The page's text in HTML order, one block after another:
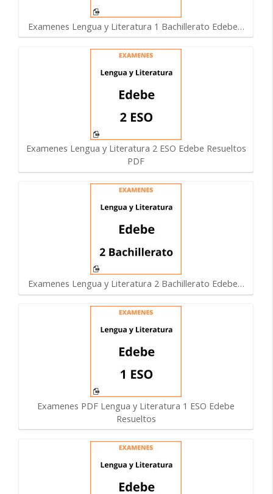
Examenes Lengua y Literatura 1 Bachillerato Edebe…
Examenes Lengua y Literatura 2 ESO Edebe Resueltos
PDF
Examenes Lengua y Literatura 2 Bachillerato Edebe…
Examenes PDF Lengua y Literatura 1 ESO Edebe
Resueltos